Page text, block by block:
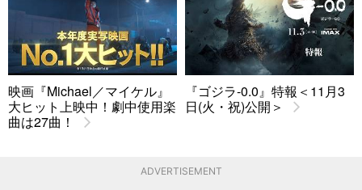
映画『Michael／マイケル』
大ヒット上映中！劇中使用楽
曲は27曲！
『ゴジラ-0.0』特報＜11月3
日(火・祝)公開＞
ADVERTISEMENT